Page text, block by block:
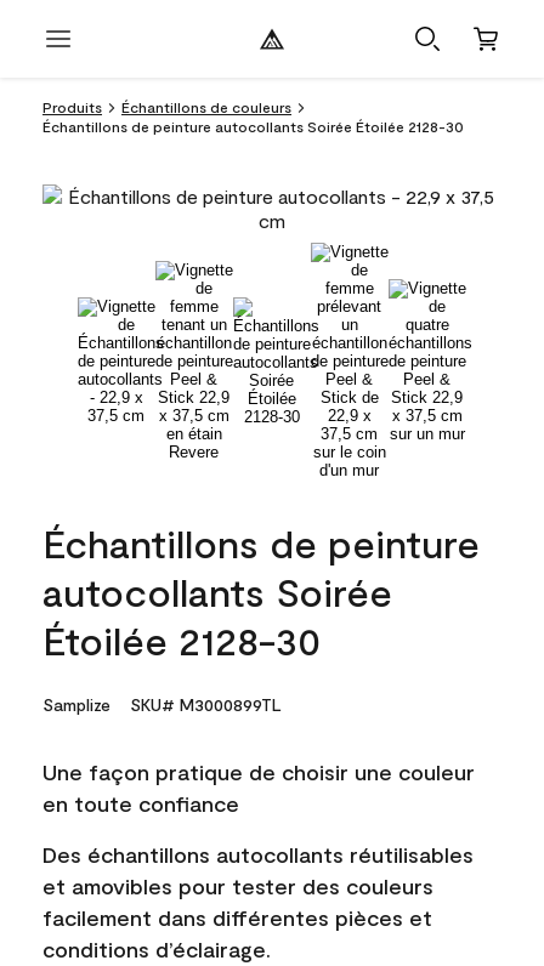
Produits
Échantillons de couleurs
Échantillons de peinture autocollants Soirée Étoilée 2128-30
Échantillons de peinture
autocollants Soirée
Étoilée 2128-30
Samplize SKU# M3000899TL
Une façon pratique de choisir une couleur
en toute confiance
Des échantillons autocollants réutilisables
et amovibles pour tester des couleurs
facilement dans différentes pièces et
conditions d’éclairage.